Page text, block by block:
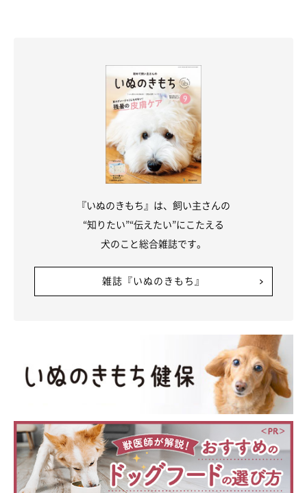
『いぬのきもち』は、飼い主さんの
“知りたい”“伝えたい”にこたえる
犬のこと総合雑誌です。
雑誌『いぬのきもち』